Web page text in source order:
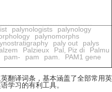
palynologists
palynology
palynomorphs
paly out
palys
Palzieux Pal, Piz di
Palmu
pam- pam pam.
PAM1 gene
翻译词条，基本涵盖了全部常用英
学习的有利工具。